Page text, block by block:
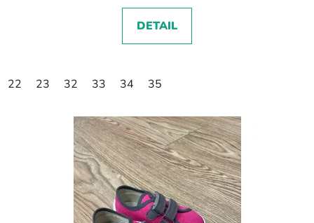
DETAIL
22 23 32 33 34 35